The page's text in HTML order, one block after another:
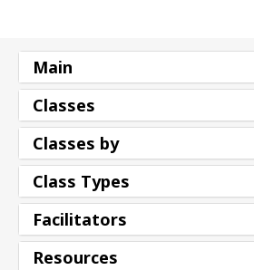
Main
Classes
Classes by
Class Types
Facilitators
Resources